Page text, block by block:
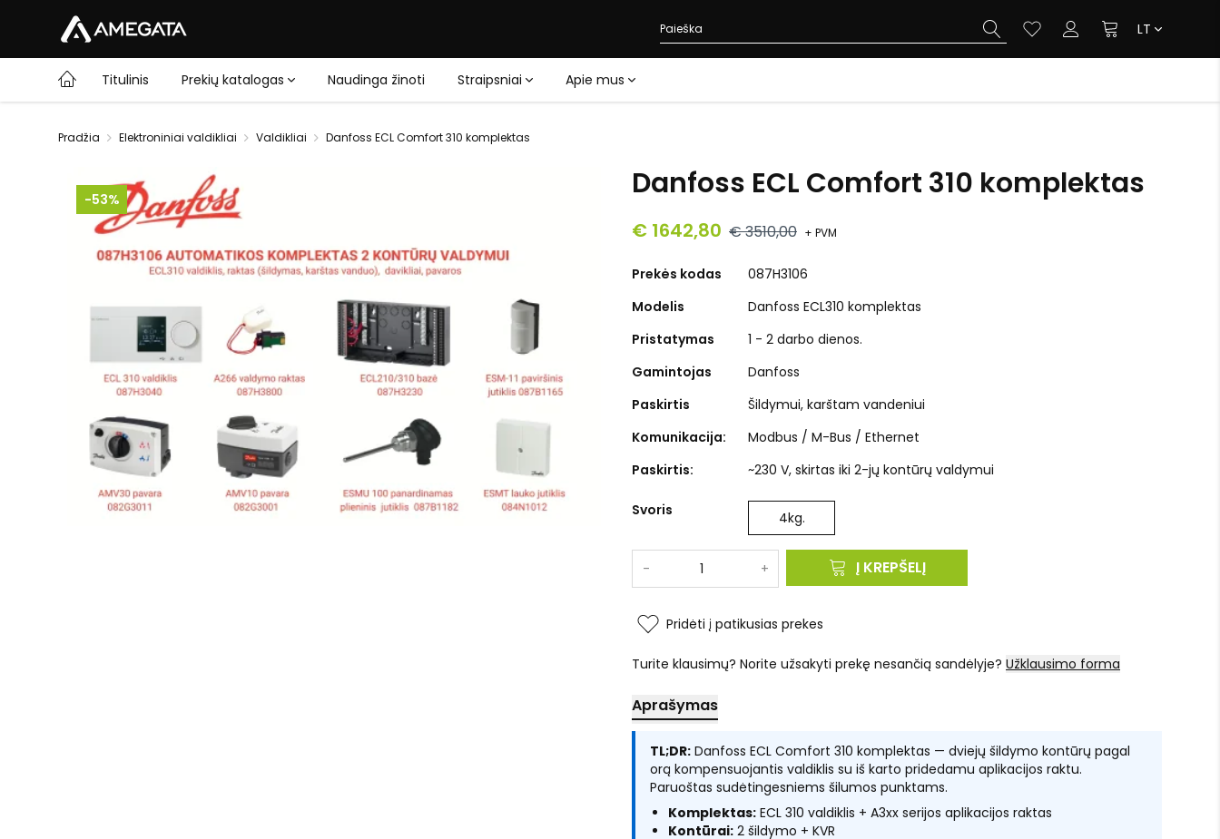
LT
Titulinis Prekių katalogas Naudinga žinoti Straipsniai Apie mus
Pradžia Elektroniniai valdikliai Valdikliai Danfoss ECL Comfort 310 komplektas
-53% Danfoss ECL Comfort 310 komplektas
€ 1642,80 € 3510,00 + PVM
Prekės kodas
087H3106
Modelis
Danfoss ECL310 komplektas
Pristatymas
1 - 2 darbo dienos.
Gamintojas
Danfoss
Paskirtis
Šildymui, karštam vandeniui
Komunikacija:
Modbus / M-Bus / Ethernet
Paskirtis:
~230 V, skirtas iki 2-jų kontūrų valdymui
Svoris 4kg.
- + Į KREPŠELĮ
Pridėti į patikusias prekes
Turite klausimų? Norite užsakyti prekę nesančią sandėlyje? Užklausimo forma
Aprašymas
TL;DR: Danfoss ECL Comfort 310 komplektas — dviejų šildymo kontūrų pagal
orą kompensuojantis valdiklis su iš karto pridedamu aplikacijos raktu.
Paruoštas sudėtingesniems šilumos punktams.
Komplektas: ECL 310 valdiklis + A3xx serijos aplikacijos raktas
Kontūrai: 2 šildymo + KVR